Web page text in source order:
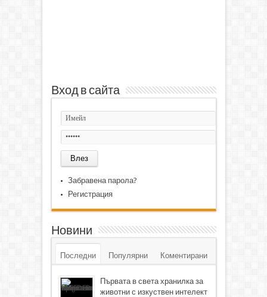
Вход в сайта
Забравена парола?
Регистрация
Новини
Последни Популярни Коментирани
Първата в света хранилка за
животни с изкуствен интелект